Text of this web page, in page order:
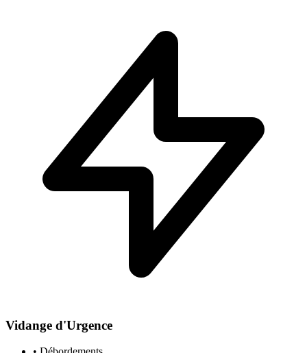
Vidange d'Urgence